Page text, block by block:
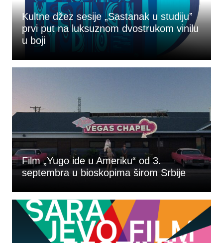
Kultne džez sesije „Sastanak u studiju”
prvi put na luksuznom dvostrukom vinilu
u boji
Film „Yugo ide u Ameriku“ od 3.
septembra u bioskopima širom Srbije